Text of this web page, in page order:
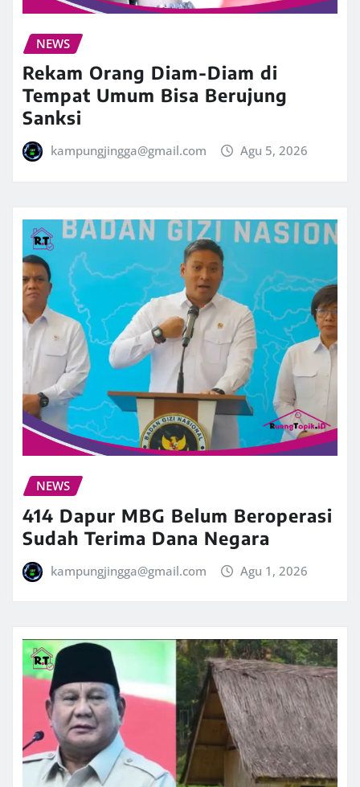
NEWS
Rekam Orang Diam-Diam di
Tempat Umum Bisa Berujung
Sanksi
kampungjingga@gmail.com Agu 5, 2026
NEWS
414 Dapur MBG Belum Beroperasi
Sudah Terima Dana Negara
kampungjingga@gmail.com Agu 1, 2026